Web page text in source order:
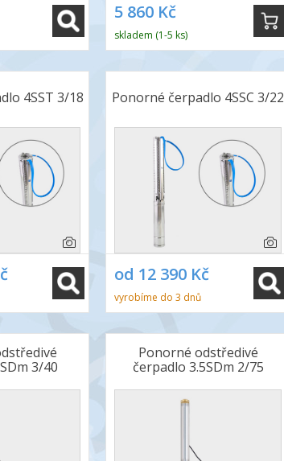
5 860 Kč
skladem (1-5 ks)
4SST 3/18 Ponorné čerpadlo 4SSC 3/22
od 12 390 Kč
vyrobíme do 3 dnů
3/40
Ponorné odstředivé
čerpadlo 3.5SDm 2/75